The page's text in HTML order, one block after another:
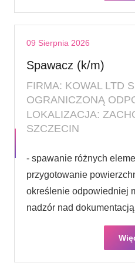
09 Sierpnia 2026
Spawacz (k/m)
FIRMA: KOWAL LTD
OGRANICZONĄ
LOKALIZACJA:
SZCZECIN
- spawanie różnych
przygotowanie
określenie odpowiedniej
nadzór nad